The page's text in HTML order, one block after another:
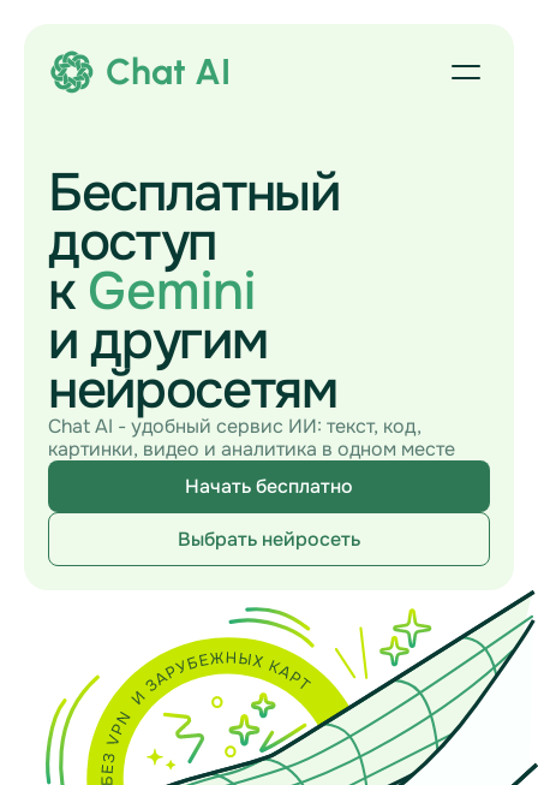
Chat AI
Бесплатный
доступ
кGemini
и другим
нейросетям
Chat AI - удобный сервис ИИ: текст, код,
картинки, видео и аналитика в одном месте
Начать бесплатно
Выбрать нейросеть